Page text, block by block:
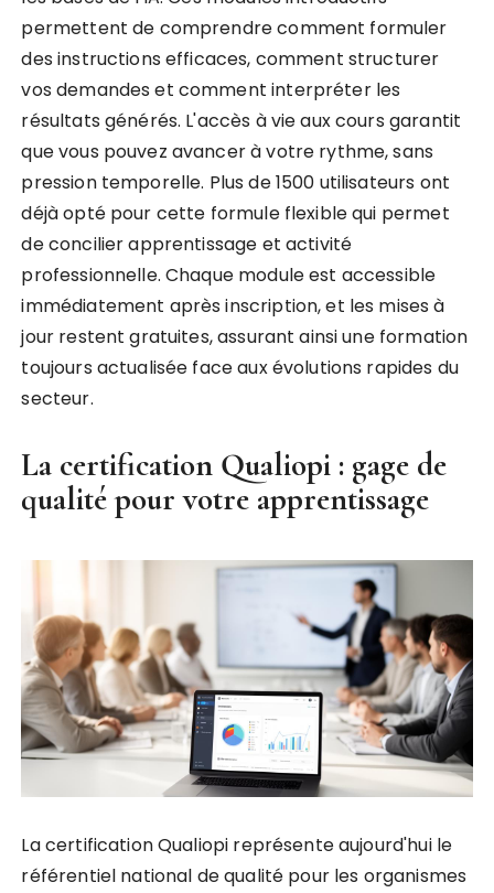
permettent de comprendre comment formuler
des instructions efficaces, comment structurer
vos demandes et comment interpréter les
résultats générés. L'accès à vie aux cours garantit
que vous pouvez avancer à votre rythme, sans
pression temporelle. Plus de 1500 utilisateurs ont
déjà opté pour cette formule flexible qui permet
de concilier apprentissage et activité
professionnelle. Chaque module est accessible
immédiatement après inscription, et les mises à
jour restent gratuites, assurant ainsi une formation
toujours actualisée face aux évolutions rapides du
secteur.
La certification Qualiopi : gage de
qualité pour votre apprentissage
La certification Qualiopi représente aujourd'hui le
référentiel national de qualité pour les organismes